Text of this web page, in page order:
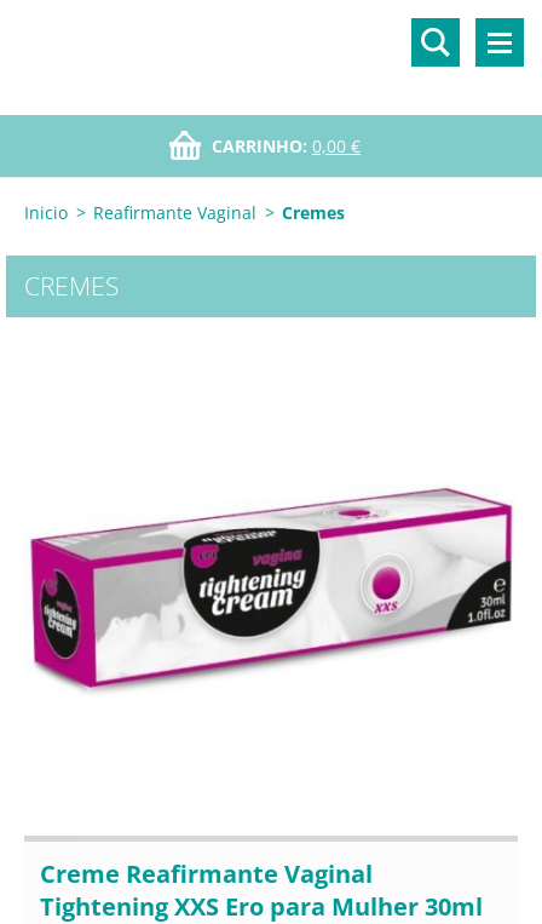
CARRINHO: 0,00 €
Inicio > Reafirmante Vaginal > Cremes
CREMES
Creme Reafirmante Vaginal
Tightening XXS Ero para Mulher 30ml